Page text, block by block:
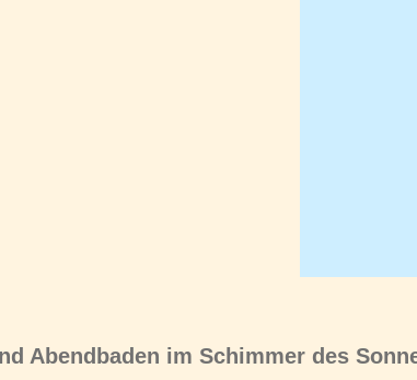
Abendbaden im Schimmer des